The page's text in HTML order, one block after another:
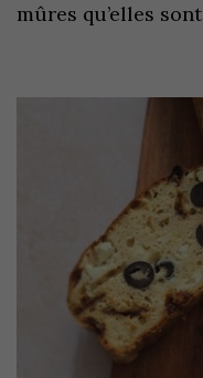
mûres qu’elles